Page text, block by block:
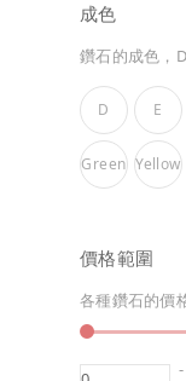
成色
鑽石的成色，
D E
Green Yellow
價格範圍
各種鑽石的價
-